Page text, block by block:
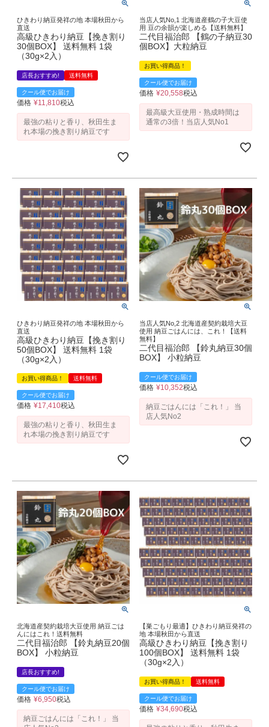
ひきわり納豆発祥の地 本場秋田から
直送
高級ひきわり納豆【挽き割り
30個BOX】 送料無料 1袋
（30g×2入）
店長おすすめ! 送料無料
クール便でお届け
価格 ¥11,810税込
最強の粘りと香り、秋田生ま
れ本場の挽き割り納豆です
当店人気No,1 北海道産鶴の子大豆使
用 豆の余韻が楽しめる【送料無料】
二代目福治郎 【鶴の子納豆30
個BOX】大粒納豆
お買い得商品！
クール便でお届け
価格 ¥20,558税込
最高級大豆使用・熟成時間は
通常の3倍！当店人気No1
ひきわり納豆発祥の地 本場秋田から
直送
高級ひきわり納豆【挽き割り
50個BOX】 送料無料 1袋
（30g×2入）
お買い得商品！ 送料無料
クール便でお届け
価格 ¥17,410税込
最強の粘りと香り、秋田生ま
れ本場の挽き割り納豆です
当店人気No,2 北海道産契約栽培大豆
使用 納豆ごはんには、これ！【送料
無料】
二代目福治郎 【鈴丸納豆30個
BOX】 小粒納豆
クール便でお届け
価格 ¥10,352税込
納豆ごはんには「これ！」 当
店人気No2
北海道産契約栽培大豆使用 納豆ごは
んにはこれ！送料無料
二代目福治郎 【鈴丸納豆20個
BOX】 小粒納豆
店長おすすめ!
クール便でお届け
価格 ¥6,950税込
納豆ごはんには「これ！」 当
【巣ごもり最適】ひきわり納豆発祥の
地 本場秋田から直送
高級ひきわり納豆【挽き割り
100個BOX】 送料無料 1袋
（30g×2入）
お買い得商品！ 送料無料
クール便でお届け
価格 ¥34,690税込